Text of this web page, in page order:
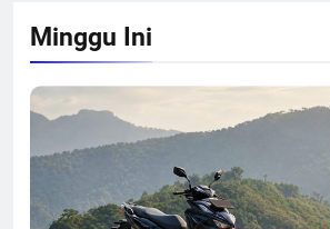
Minggu Ini